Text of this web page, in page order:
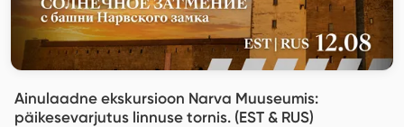
Ainulaadne ekskursioon Narva Muuseumis:
päikesevarjutus linnuse tornis. (EST & RUS)